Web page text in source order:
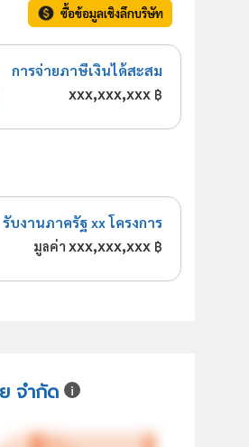
ซื้อข้อมูลเชิงลึกบริษัท
การจ่ายภาษีเงินได้สะสม
xxx,xxx,xxx ฿
รับงานภาครัฐ xx โครงการ
มูลค่าxxx,xxx,xxx ฿
จำกัด